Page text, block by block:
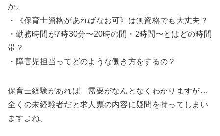
か。
・《保育士資格があればなお可》は無資格でも大丈夫？
・勤務時間が7時30分〜20時の間・2時間〜とはどの時間
帯？
・障害児担当ってどのような働き方をするの？
保育士経験があれば、需要がなんとなくわかりますが…
全くの未経験者だと求人票の内容に疑問を持ってしまい
ますよね。